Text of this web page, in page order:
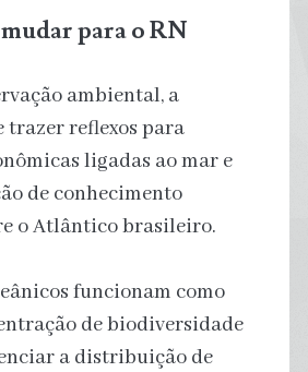
para o RN
ambiental, a
trazer reflexos para
ligadas ao mar e
de conhecimento
o Atlântico brasileiro.
funcionam como
de biodiversidade
a distribuição de